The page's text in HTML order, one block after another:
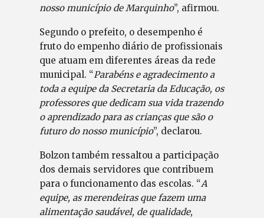
nosso município de Marquinho”, afirmou.
Segundo o prefeito, o desempenho é
fruto do empenho diário de profissionais
que atuam em diferentes áreas da rede
municipal. “Parabéns e agradecimento a
toda a equipe da Secretaria da Educação, os
professores que dedicam sua vida trazendo
o aprendizado para as crianças que são o
futuro do nosso município”, declarou.
Bolzon também ressaltou a participação
dos demais servidores que contribuem
para o funcionamento das escolas. “A
equipe, as merendeiras que fazem uma
alimentação saudável, de qualidade,